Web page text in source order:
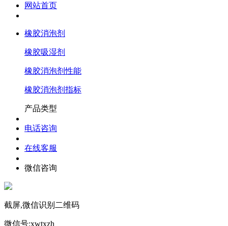
网站首页
橡胶消泡剂
橡胶吸湿剂
橡胶消泡剂性能
橡胶消泡剂指标
产品类型
电话咨询
在线客服
微信咨询
截屏,微信识别二维码
微信号:xwtxzh